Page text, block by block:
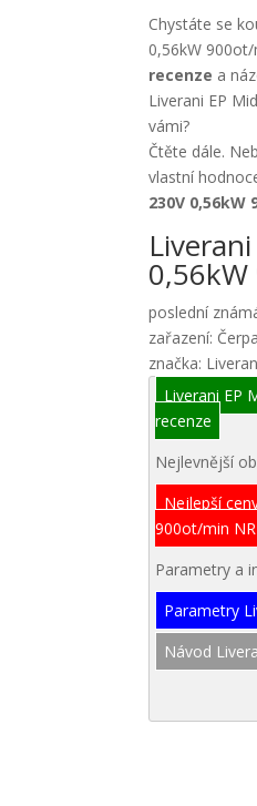
Chystáte se
0,56kW
recenze a
Liverani EP
vámi?
Čtěte dále.
vlastní
230V 0,56kW
poslední
zařazení:
značka:
Liverani EP
recenze
Nejlevnější
Nejlepší
900ot/min
Parametry a
Parametry
Návod